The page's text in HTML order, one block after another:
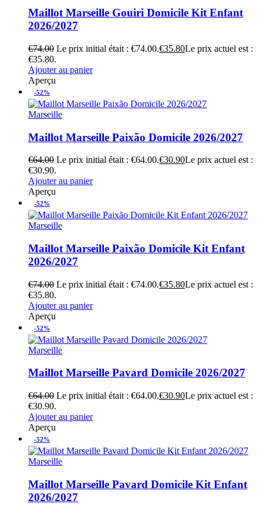
Maillot Marseille Gouiri Domicile Kit Enfant
2026/2027
€74.00 Le prix initial était : €74.00.€35.80Le prix actuel est :
€35.80.
Ajouter au panier
Aperçu
-52%
Marseille
Maillot Marseille Paixão Domicile 2026/2027
€64.00 Le prix initial était : €64.00.€30.90Le prix actuel est :
€30.90.
Ajouter au panier
Aperçu
-52%
Marseille
Maillot Marseille Paixão Domicile Kit Enfant
2026/2027
€74.00 Le prix initial était : €74.00.€35.80Le prix actuel est :
€35.80.
Ajouter au panier
Aperçu
-52%
Marseille
Maillot Marseille Pavard Domicile 2026/2027
€64.00 Le prix initial était : €64.00.€30.90Le prix actuel est :
€30.90.
Ajouter au panier
Aperçu
-52%
Marseille
Maillot Marseille Pavard Domicile Kit Enfant
2026/2027